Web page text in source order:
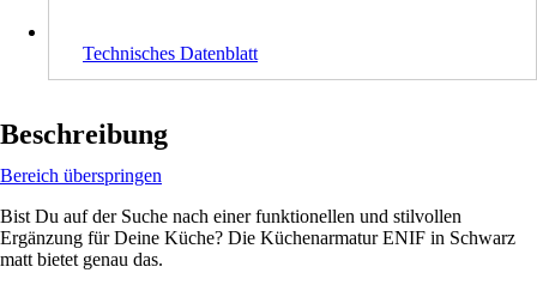
Technisches Datenblatt
Beschreibung
Bereich überspringen
Bist Du auf der Suche nach einer funktionellen und stilvollen
Ergänzung für Deine Küche? Die Küchenarmatur ENIF in Schwarz
matt bietet genau das.